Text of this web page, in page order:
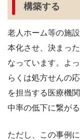
構築する
老人ホーム等の施
本化させ、決まっ
なっています。よ
らくは処方せんの
を担当する医療機
中率の低下に繋が
ただし、この事例